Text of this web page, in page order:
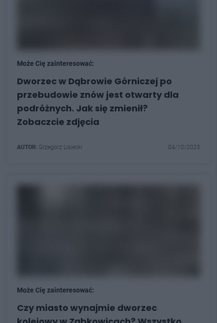
Może Cię zainteresować:
Dworzec w Dąbrowie Górniczej po
przebudowie znów jest otwarty dla
podróżnych. Jak się zmienił?
Zobaczcie zdjęcia
AUTOR: Grzegorz Lisiecki 04/10/2023
Może Cię zainteresować:
Czy miasto wynajmie dworzec